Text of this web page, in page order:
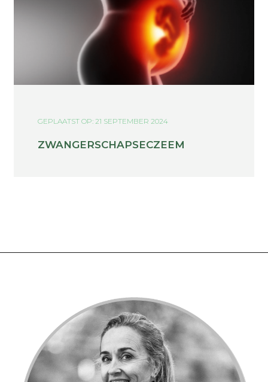
ZWANGERSCHAPSECZEEM
GEPLAATST OP: 21 SEPTEMBER 2024